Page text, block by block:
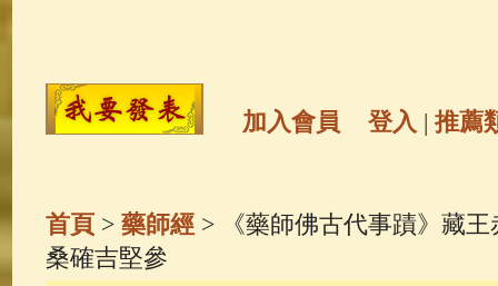
高僧故事 (141) 放生護生 (133)
一切如來心秘密全身舍利寶篋印
加入會員 登入 | 推薦
首頁> 藥師經> 《藥師佛古代事蹟》藏王
桑確吉堅參